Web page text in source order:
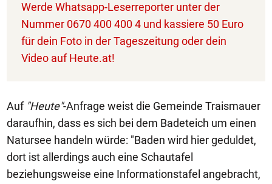
Werde Whatsapp-Leserreporter unter der
Nummer 0670 400 400 4 und kassiere 50 Euro
für dein Foto in der Tageszeitung oder dein
Video auf Heute.at!
Auf "Heute"-Anfrage weist die Gemeinde Traismauer
daraufhin, dass es sich bei dem Badeteich um einen
Natursee handeln würde: "Baden wird hier geduldet,
dort ist allerdings auch eine Schautafel
beziehungsweise eine Informationstafel angebracht,